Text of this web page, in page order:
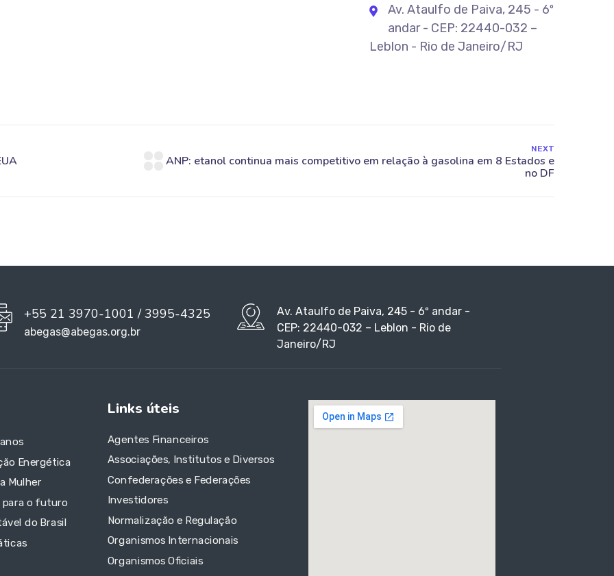
Av. Ataulfo de Paiva, 245 - 6º
andar - CEP: 22440-032 –
Leblon - Rio de Janeiro/RJ
NEXT
+55 21 3970-1001 / 3995-4325
abegas@abegas.org.br
Av. Ataulfo de Paiva, 245 - 6º andar -
CEP: 22440-032 – Leblon - Rio de
Janeiro/RJ
Energética
Mulher
para o futuro
do Brasil
Links úteis
Agentes Financeiros
Associações, Institutos e Diversos
Confederações e Federações
Investidores
Normalização e Regulação
Organismos Internacionais
Organismos Oficiais